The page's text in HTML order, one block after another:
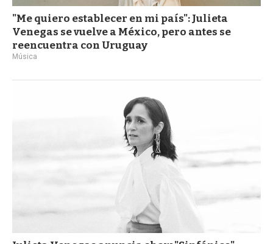
"Me quiero establecer en mi país": Julieta
Venegas se vuelve a México, pero antes se
reencuentra con Uruguay
Música